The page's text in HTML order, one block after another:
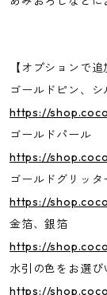
【オプションで
ゴールドピン、シ
https://
ゴールドパール
https://
ゴールドグリッタ
https://
金箔、銀箔
https://
水引の色をお選び
https://